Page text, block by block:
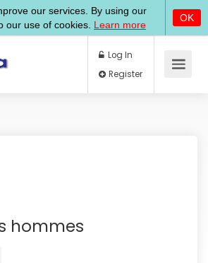
Log In
hommes